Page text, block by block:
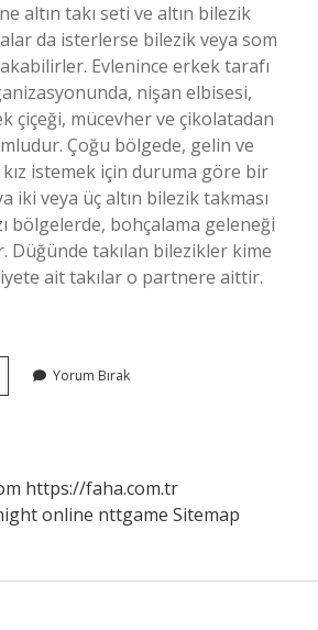
altın takı seti ve altın bilezik
da isterlerse bilezik veya som
Evlenince erkek tarafı
nişan elbisesi,
çiçeği, mücevher ve çikolatadan
Çoğu bölgede, gelin ve
istemek için duruma göre bir
iki veya üç altın bilezik takması
bölgelerde, bohçalama geleneği
Düğünde takılan bilezikler kime
ait takılar o partnere aittir.
Yorum Bırak
https://faha.com.tr
online nttgame Sitemap